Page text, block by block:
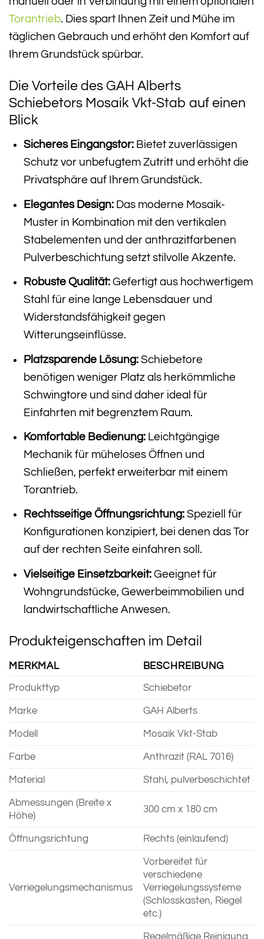
Torantrieb. Dies spart Ihnen Zeit und Mühe im
täglichen Gebrauch und erhöht den Komfort auf
Ihrem Grundstück spürbar.
Die Vorteile des GAH Alberts
Schiebetors Mosaik Vkt-Stab auf einen
Blick
Sicheres Eingangstor:Bietet zuverlässigen
Schutz vor unbefugtem Zutritt und erhöht die
Privatsphäre auf Ihrem Grundstück.
Elegantes Design:Das moderne Mosaik-
Muster in Kombination mit den vertikalen
Stabelementen und der anthrazitfarbenen
Pulverbeschichtung setzt stilvolle Akzente.
Robuste Qualität:Gefertigt aus hochwertigem
Stahl für eine lange Lebensdauer und
Widerstandsfähigkeit gegen
Witterungseinflüsse.
Platzsparende Lösung:Schiebetore
benötigen weniger Platz als herkömmliche
Schwingtore und sind daher ideal für
Einfahrten mit begrenztem Raum.
Komfortable Bedienung:Leichtgängige
Mechanik für müheloses Öffnen und
Schließen, perfekt erweiterbar mit einem
Torantrieb.
Rechtsseitige Öffnungsrichtung:Speziell für
Konfigurationen konzipiert, bei denen das Tor
auf der rechten Seite einfahren soll.
Vielseitige Einsetzbarkeit:Geeignet für
Wohngrundstücke, Gewerbeimmobilien und
landwirtschaftliche Anwesen.
Produkteigenschaften im Detail
MERKMAL BESCHREIBUNG
Produkttyp Schiebetor
Marke GAH Alberts
Modell Mosaik Vkt-Stab
Farbe Anthrazit (RAL 7016)
Material Stahl, pulverbeschichtet
Abmessungen (Breite x
Höhe)
300 cm x 180 cm
Öffnungsrichtung Rechts (einlaufend)
Verriegelungsmechanismus
Vorbereitet für
verschiedene
Verriegelungssysteme
(Schlosskasten, Riegel
etc.)
Regelmäßige Reinigung